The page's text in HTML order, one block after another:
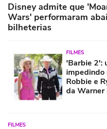
Disney admite que
Wars' performaram
bilheterias
FILMES
'Barbie 2':
impedindo
Robbie e
da Warner
FILMES